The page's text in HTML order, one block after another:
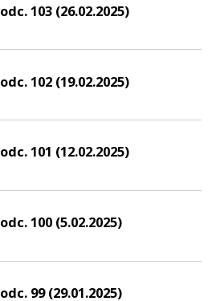
103 (26.02.2025)
102 (19.02.2025)
101 (12.02.2025)
100 (5.02.2025)
99 (29.01.2025)